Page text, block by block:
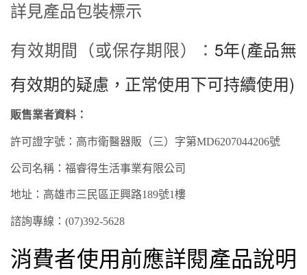
詳見產品包裝標示
有效期間（或保存期限）： 5年(產品無
有效期的疑慮，正常使用下可持續使用)
販售業者資料：
許可證字號：高市衛醫器販（三）字第MD6207044206號
公司名稱：福睿得生活事業有限公司
地址：高雄市三民 區正興路189號1樓
諮詢專線： (07)392-5628
消費者使用前應詳閱產品說明